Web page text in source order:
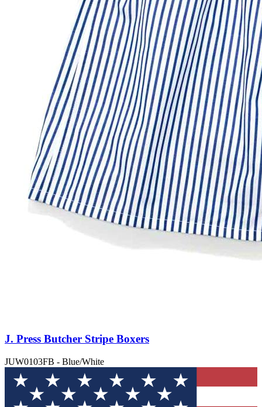
J. Press Butcher Stripe Boxers
JUW0103FB - Blue/White